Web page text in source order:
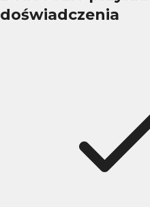
doświadczenia